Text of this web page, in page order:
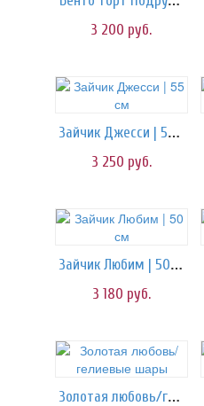
3 200 руб.
Зайчик Джесси | 55 см
3 250 руб.
Зайчик Любим | 50 см
3 180 руб.
Золотая любовь/гелиевые шары